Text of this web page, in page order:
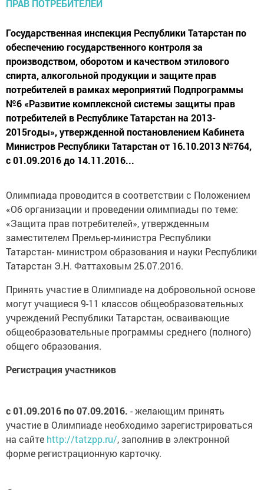
Государственная инспекция Республики Татарстан по
обеспечению государственного контроля за
производством, оборотом и качеством этилового
спирта, алкогольной продукции и защите прав
потребителей в рамках мероприятий Подпрограммы
№6 «Развитие комплексной системы защиты прав
потребителей в Республике Татарстан на 2013-
2015годы», утвержденной постановлением Кабинета
Министров Республики Татарстан от 16.10.2013 №764,
с 01.09.2016 до 14.11.2016...
Олимпиада проводится в соответствии с Положением
«Об организации и проведении олимпиады по теме:
«Защита прав потребителей», утвержденным
заместителем Премьер-министра Республики
Татарстан- министром образования и науки Республики
Татарстан Э.Н. Фаттаховым 25.07.2016.
Принять участие в Олимпиаде на добровольной основе
могут учащиеся 9-11 классов общеобразовательных
учреждений Республики Татарстан, осваивающие
общеобразовательные программы среднего (полного)
общего образования.
Регистрация участников
с 01.09.2016 по 07.09.2016. - желающим принять
участие в Олимпиаде необходимо зарегистрироваться
на сайте http://tatzpp.ru/, заполнив в электронной
форме регистрационную карточку.